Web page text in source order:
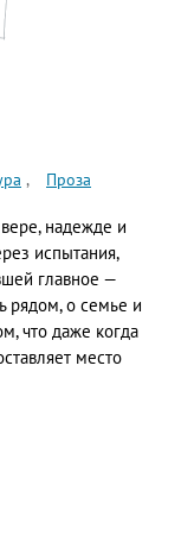
Проза
надежде и
испытания,
главное —
рядом, о семье и
что даже когда
место